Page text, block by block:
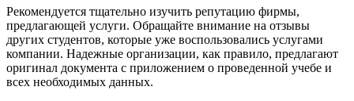
Рекомендуется тщательно изучить репутацию фирмы,
предлагающей услуги. Обращайте внимание на отзывы
других студентов, которые уже воспользовались услугами
компании. Надежные организации, как правило, предлагают
оригинал документа с приложением о проведенной учебе и
всех необходимых данных.